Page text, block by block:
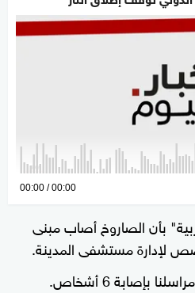
0
seconds
00:00 00:00
بأن الصاروخ أصاب مبنى
لإدارة مستشفى المدينة.
6 أشخاص.